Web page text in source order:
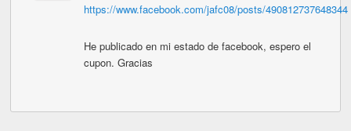
https://www.facebook.com/jafc08/posts/490812737648344
He publicado en mi estado de facebook, espero el
cupon. Gracias